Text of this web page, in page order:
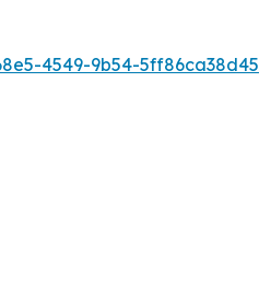
4549-9b54-5ff86ca38d45